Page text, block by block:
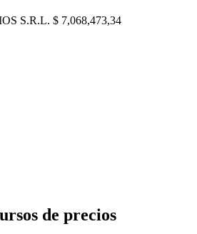
S.R.L. $ 7,068,473,34
de precios